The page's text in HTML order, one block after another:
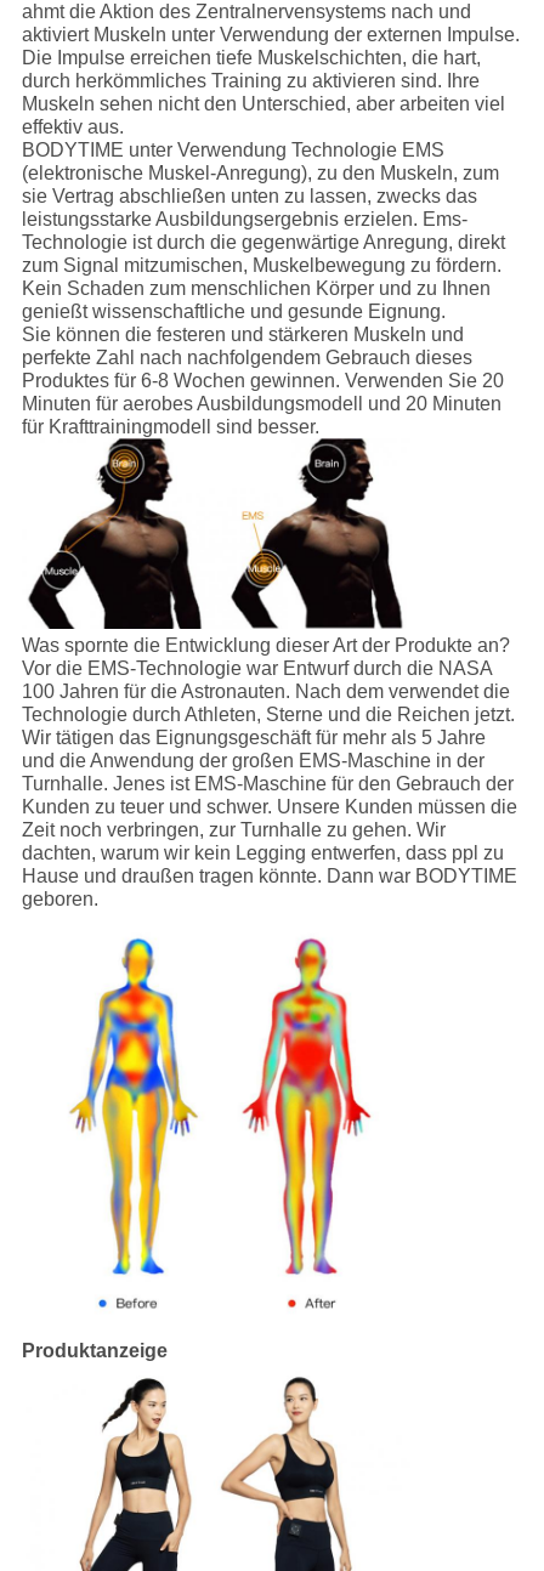
ahmt die Aktion des Zentralnervensystems nach und
aktiviert Muskeln unter Verwendung der externen Impulse.
Die Impulse erreichen tiefe Muskelschichten, die hart,
durch herkömmliches Training zu aktivieren sind. Ihre
Muskeln sehen nicht den Unterschied, aber arbeiten viel
effektiv aus.
BODYTIME unter Verwendung Technologie EMS
(elektronische Muskel-Anregung), zu den Muskeln, zum
sie Vertrag abschließen unten zu lassen, zwecks das
leistungsstarke Ausbildungsergebnis erzielen. Ems-
Technologie ist durch die gegenwärtige Anregung, direkt
zum Signal mitzumischen, Muskelbewegung zu fördern.
Kein Schaden zum menschlichen Körper und zu Ihnen
genießt wissenschaftliche und gesunde Eignung.
Sie können die festeren und stärkeren Muskeln und
perfekte Zahl nach nachfolgendem Gebrauch dieses
Produktes für 6-8 Wochen gewinnen. Verwenden Sie 20
Minuten für aerobes Ausbildungsmodell und 20 Minuten
für Krafttrainingmodell sind besser.
Was spornte die Entwicklung dieser Art der Produkte an?
Vor die EMS-Technologie war Entwurf durch die NASA
100 Jahren für die Astronauten. Nach dem verwendet die
Technologie durch Athleten, Sterne und die Reichen jetzt.
Wir tätigen das Eignungsgeschäft für mehr als 5 Jahre
und die Anwendung der großen EMS-Maschine in der
Turnhalle. Jenes ist EMS-Maschine für den Gebrauch der
Kunden zu teuer und schwer. Unsere Kunden müssen die
Zeit noch verbringen, zur Turnhalle zu gehen. Wir
dachten, warum wir kein Legging entwerfen, dass ppl zu
Hause und draußen tragen könnte. Dann war BODYTIME
geboren.
Produktanzeige